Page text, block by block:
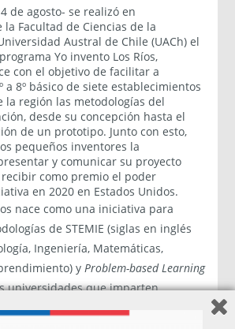
de agosto- se realizó en
Facultad de Ciencias de la
Austral de Chile (UACh) el
Yo invento Los Ríos,
con el objetivo de facilitar a
a 8º básico de siete establecimientos
la región las metodologías del
desde su concepción hasta el
de un prototipo. Junto con esto,
pequeños inventores la
y comunicar su proyecto
como premio el poder
en 2020 en Estados Unidos.
nace como una iniciativa para
​de STEMIE (siglas en inglés
Ingeniería, Matemáticas,
y Problem-based Learning
universidades que imparten
actividades de formación de